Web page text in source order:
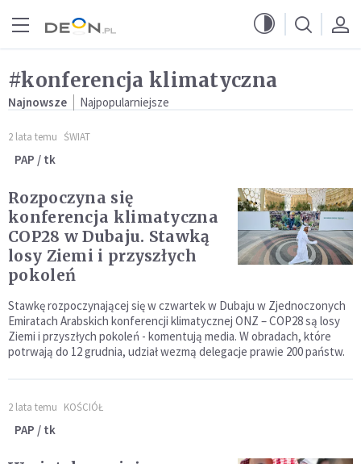
#konferencja klimatyczna
Najnowsze Najpopularniejsze
2 lata temu ŚWIAT
PAP / tk
Rozpoczyna się
konferencja klimatyczna
COP28 w Dubaju. Stawką
losy Ziemi i przyszłych
pokoleń
Stawkę rozpoczynającej się w czwartek w Dubaju w Zjednoczonych
Emiratach Arabskich konferencji klimatycznej ONZ – COP28 są losy
Ziemi i przyszłych pokoleń - komentują media. W obradach, które
potrwają do 12 grudnia, udział wezmą delegacje prawie 200 państw.
2 lata temu KOŚCIÓŁ
PAP / tk